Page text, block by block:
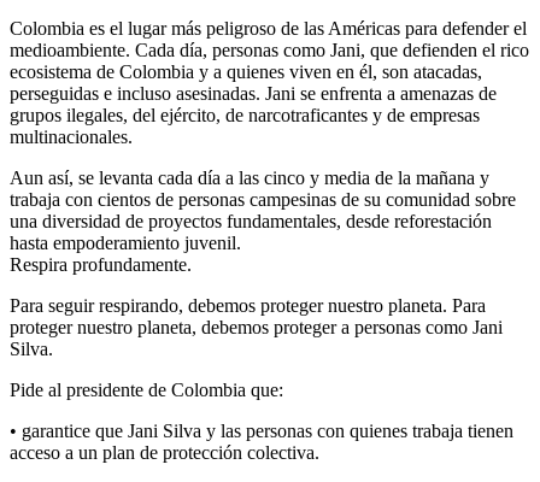
Colombia es el lugar más peligroso de las Américas para defender el
medioambiente. Cada día, personas como Jani, que defienden el rico
ecosistema de Colombia y a quienes viven en él, son atacadas,
perseguidas e incluso asesinadas. Jani se enfrenta a amenazas de
grupos ilegales, del ejército, de narcotraficantes y de empresas
multinacionales.
Aun así, se levanta cada día a las cinco y media de la mañana y
trabaja con cientos de personas campesinas de su comunidad sobre
una diversidad de proyectos fundamentales, desde reforestación
hasta empoderamiento juvenil.
Respira profundamente.
Para seguir respirando, debemos proteger nuestro planeta. Para
proteger nuestro planeta, debemos proteger a personas como Jani
Silva.
Pide al presidente de Colombia que:
• garantice que Jani Silva y las personas con quienes trabaja tienen
acceso a un plan de protección colectiva.